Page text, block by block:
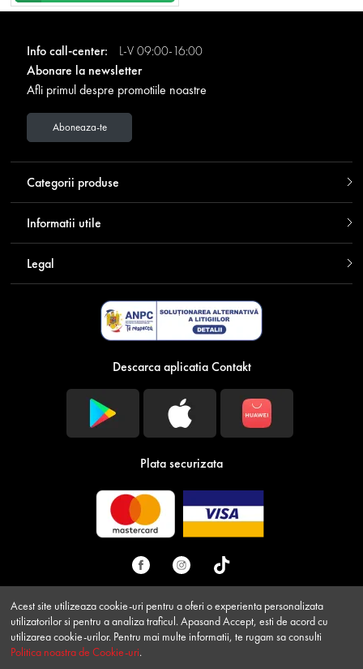
Info call-center:
L-V 09:00-16:00
Abonare la newsletter
Afli primul despre promotiile noastre
Aboneaza-te
Categorii produse
Informatii utile
Legal
Descarca aplicatia Contakt
Plata securizata
© Contakt.ro 2026 - Toate drepturile rezervate CONTAKT
EXPRESS LOGISTIK SA RO33220770 J2014001351359 Strada
Acest site utilizeaza cookie-uri pentru a oferi o experienta personalizata
utilizatorilor si pentru a analiza traficul. Apasand Accept, esti de acord cu
utilizarea cookie-urilor. Pentru mai multe informatii, te rugam sa consulti
Politica noastra de Cookie-uri.